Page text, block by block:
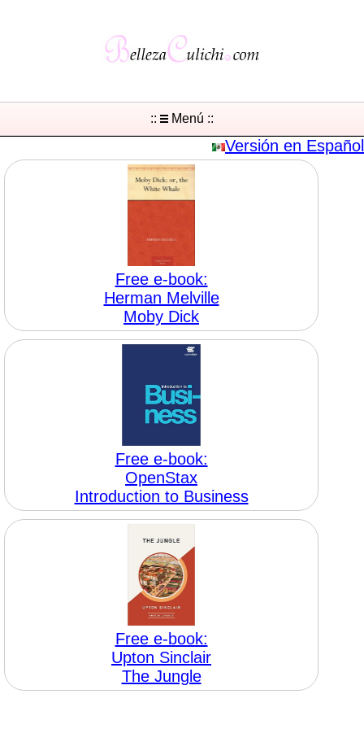
:: Menú ::
Versión en Español
Free e-book:
Herman Melville
Moby Dick
Free e-book:
OpenStax
Introduction to Business
Free e-book:
Upton Sinclair
The Jungle